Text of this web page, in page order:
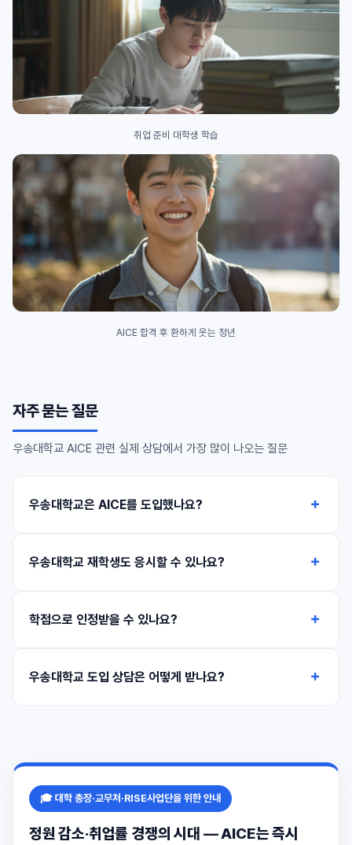
취업 준비 대학생 학습
AICE 합격 후 환하게 웃는 청년
자주 묻는 질문
우송대학교 AICE 관련 실제 상담에서 가장 많이 나오는 질문
우송대학교은 AICE를 도입했나요?
우송대학교 재학생도 응시할 수 있나요?
학점으로 인정받을 수 있나요?
우송대학교 도입 상담은 어떻게 받나요?
🎓 대학 총장·교무처·RISE사업단을 위한 안내
정원 감소·취업률 경쟁의 시대 — AICE는 즉시